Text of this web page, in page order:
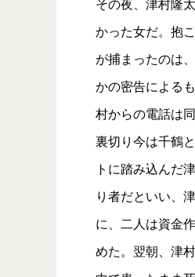
その夜、津村隆
かった女だ。抱
が捕まったのは
かの密告による
村からの電話は
裏切り今は千鶴
トに踏み込んだ
り者だといい、
に、二人は資金
めた。翌朝、津